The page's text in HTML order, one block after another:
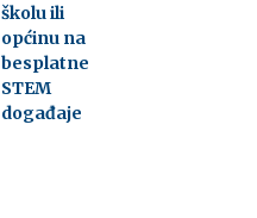
školu ili
općinu na
besplatne
STEM
događaje